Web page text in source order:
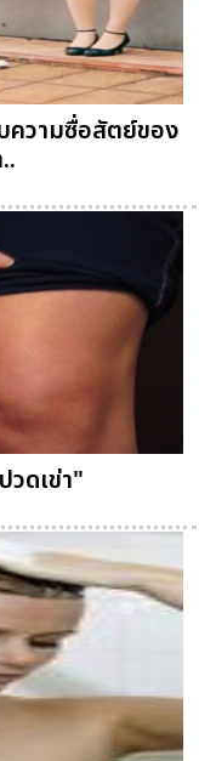
วามซื่อสัตย์ของ
วดเข่า"